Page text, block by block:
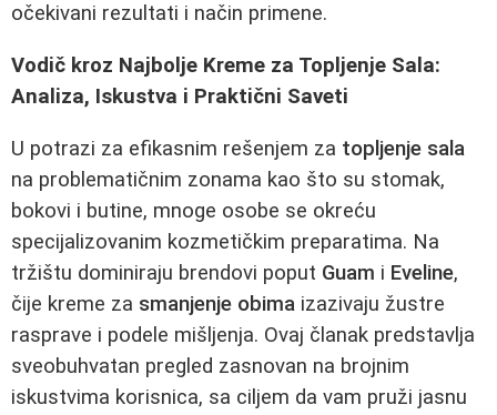
očekivani rezultati i način primene.
Vodič kroz Najbolje Kreme za Topljenje Sala:
Analiza, Iskustva i Praktični Saveti
U potrazi za efikasnim rešenjem za topljenje sala
na problematičnim zonama kao što su stomak,
bokovi i butine, mnoge osobe se okreću
specijalizovanim kozmetičkim preparatima. Na
tržištu dominiraju brendovi poput Guam i Eveline,
čije kreme za smanjenje obima izazivaju žustre
rasprave i podele mišljenja. Ovaj članak predstavlja
sveobuhvatan pregled zasnovan na brojnim
iskustvima korisnica, sa ciljem da vam pruži jasnu